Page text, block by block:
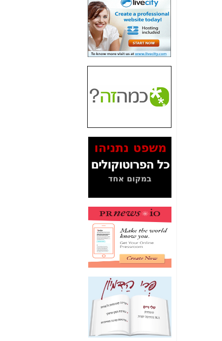
חשיפה: איוב קרא
אישר לקבוצת סלקום
בדיוק מה שביבי אישר
כאן
האם השר איוב קרא
היה צריך בכלל לחתום
על האישור, שנתן
האם ביבי וקרא קבלו
בכלל תמורה עבור
המסמכים בנושא בזק-
Yes (תיק 4000)
לאיש הלא נכון! -כאן
עובדות ומסמכים
תקשורת עזר לקב'
כאן
מה מקור ה-Fake
News שהביא לתפירת
תיק לביבי והעלמת
החשודים הנכונים -כאן
אחת הרגליים של "תיק
4000 התפור"
התמוטטה היום
בניצחון (כפול) של בזק
כאן
איך כתבות מפנקות